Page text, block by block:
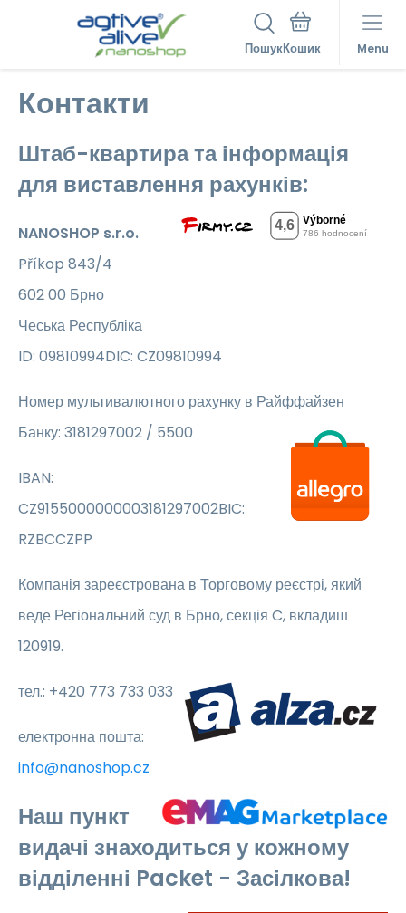
Пошук Menu
Контакти
Штаб-квартира та інформація
для виставлення рахунків:
NANOSHOP s.r.o.
Příkop 843/4
602 00 Брно
Чеська Республіка
ID: 09810994DIC: CZ09810994
Номер мультивалютного рахунку в Райффайзен
Банку: 3181297002 / 5500
IBAN:
CZ9155000000003181297002BIC:
RZBCCZPP
Компанія зареєстрована в Торговому реєстрі, який
веде Регіональний суд в Брно, секція C, вкладиш
120919.
тел.: +420 773 733 033
електронна пошта:
info@nanoshop.cz
Наш пункт
видачі знаходиться у кожному
відділенні Packet - Засілкова!